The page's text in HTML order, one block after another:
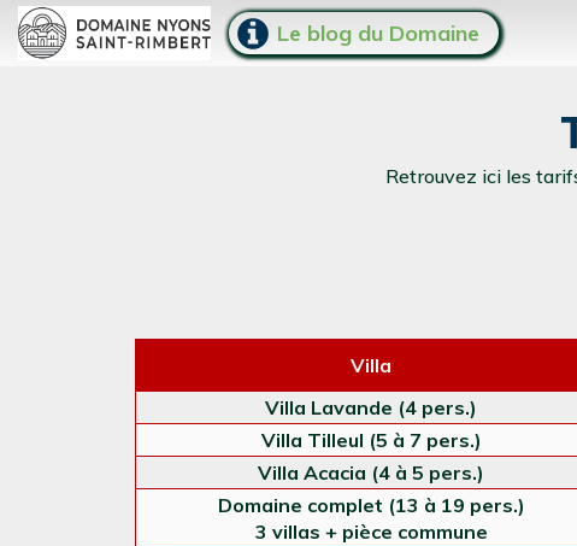
Le blog du Domaine
Retrouvez ici les
Villa
Villa Lavande (4 pers.)
Villa Tilleul (5 à 7 pers.)
Villa Acacia (4 à 5 pers.)
Domaine complet (13 à 19 pers.)
3 villas + pièce commune